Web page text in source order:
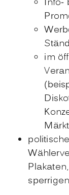
Info-
im